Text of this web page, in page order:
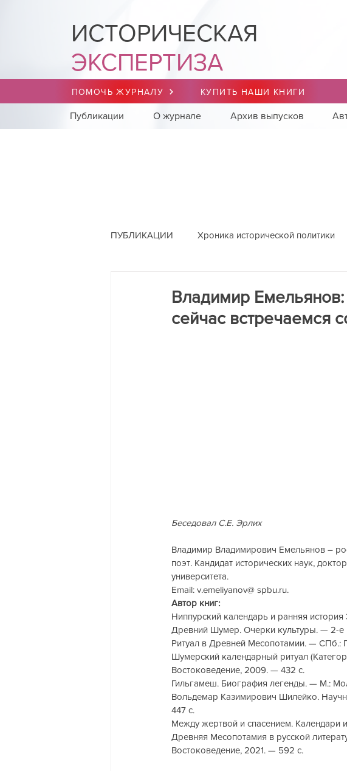
ИСТОРИЧЕСКАЯ
ЭКСПЕРТИЗА
ПОМОЧЬ ЖУРНАЛУ КУПИТЬ НАШИ КНИГИ
Публикации О журнале Архив выпусков
ПУБЛИКАЦИИ Хроника исторической политики
Владимир
сейчас встречаемся
Беседовал С.Е. Эрлих
Владимир Владимирович Емельянов –
поэт. Кандидат исторических наук,
университета.
Email: v.emeliyanov@ spbu.ru.
Автор книг:
Ниппурский календарь и ранняя
Древний Шумер. Очерки культуры. — 2-е
Ритуал в Древней Месопотамии. — СПб.:
Шумерский календарный ритуал
Востоковедение, 2009. — 432 с.
Гильгамеш. Биография легенды. — М.:
Вольдемар Казимирович Шилейко.
447 с.
Между жертвой и спасением.
Древняя Месопотамия в русской
Востоковедение, 2021. — 592 с.